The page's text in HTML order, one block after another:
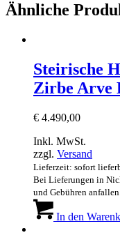
Ähnliche
Steirische
Zirbe Arve
€ 4.490,00
Inkl. MwSt.
zzgl. Versand
Lieferzeit: sofort
Bei Lieferungen in
und Gebühren
In den